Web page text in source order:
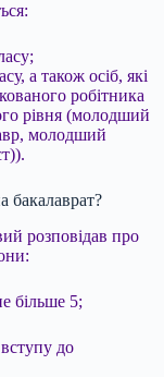
а також осіб, які
робітника
рівня (молодший
молодший
бакалаврат?
розповідав про
більше 5;
до